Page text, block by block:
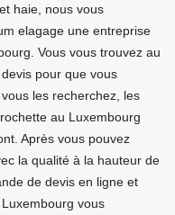
haie, nous vous
elagage une entreprise
Vous vous trouvez au
pour que vous
les recherchez, les
au Luxembourg
Après vous pouvez
la qualité à la hauteur de
de devis en ligne et
vous